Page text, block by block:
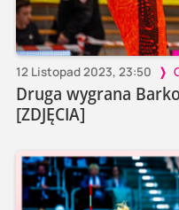
12 Listopad 2023, 23:50
Druga wygrana
[ZDJĘCIA]